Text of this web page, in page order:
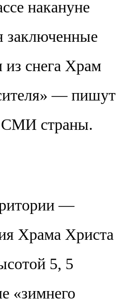
накануне
заключенные
из снега Храм
— пишут
страны.
—
Храма Христа
5, 5
«зимнего